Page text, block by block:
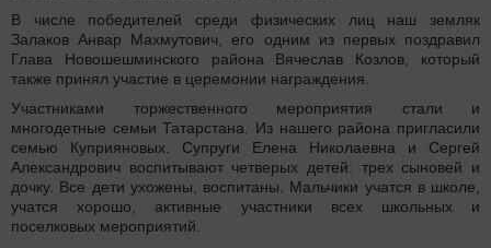
В числе победителей среди физических лиц наш земляк
Залаков Анвар Махмутович, его одним из первых поздравил
Глава Новошешминского района Вячеслав Козлов, который
также принял участие в церемонии награждения.
Участниками торжественного мероприятия стали и
многодетные семьи Татарстана. Из нашего района пригласили
семью Куприяновых. Супруги Елена Николаевна и Сергей
Александрович воспитывают четверых детей: трех сыновей и
дочку. Все дети ухожены, воспитаны. Мальчики учатся в школе,
учатся хорошо, активные участники всех школьных и
поселковых мероприятий.